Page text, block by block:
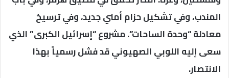
المندب، وفي تشكيل حزام أمني جديد، وفي ترسيخ
معادلة “وحدة الساحات”. مشروع “إسرائيل الكبرى” الذي
سعى إليه اللوبي الصهيوني قد فشل رسمياً بهذا
الانتصار.